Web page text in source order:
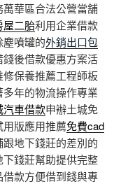
萬華區合法公營當舖
屋二胎利用企業借款
噴罐的外銷出口包
後借款優惠方案活
保養推薦工程師板
多年的物流操作專業
汽車借款申辦土城免
版應用推薦免費cad
地下錢莊的差別的
錢莊幫助提供完整
借款方便借到錢與專